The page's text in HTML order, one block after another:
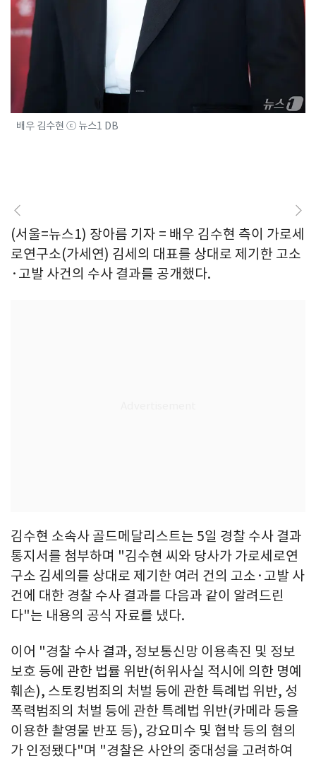
배우 김수현 ⓒ 뉴스1 DB
(서울=뉴스1) 장아름 기자 = 배우 김수현 측이 가로세
로연구소(가세연) 김세의 대표를 상대로 제기한 고소
·고발 사건의 수사 결과를 공개했다.
김수현 소속사 골드메달리스트는 5일 경찰 수사 결과
통지서를 첨부하며 "김수현 씨와 당사가 가로세로연
구소 김세의를 상대로 제기한 여러 건의 고소·고발 사
건에 대한 경찰 수사 결과를 다음과 같이 알려드린
다"는 내용의 공식 자료를 냈다.
이어 "경찰 수사 결과, 정보통신망 이용촉진 및 정보
보호 등에 관한 법률 위반(허위사실 적시에 의한 명예
훼손), 스토킹범죄의 처벌 등에 관한 특례법 위반, 성
폭력범죄의 처벌 등에 관한 특례법 위반(카메라 등을
이용한 촬영물 반포 등), 강요미수 및 협박 등의 혐의
가 인정됐다"며 "경찰은 사안의 중대성을 고려하여